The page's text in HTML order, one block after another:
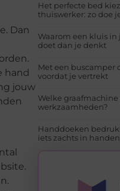
Dan
hand
jouw
Het perfecte bed
thuiswerker: zo doe
Waarom een kluis
doet dan je denkt
Met een buscamper
voordat je vertrekt
Welke
werkzaamheden?
Handdoeken
iets zachts in handen